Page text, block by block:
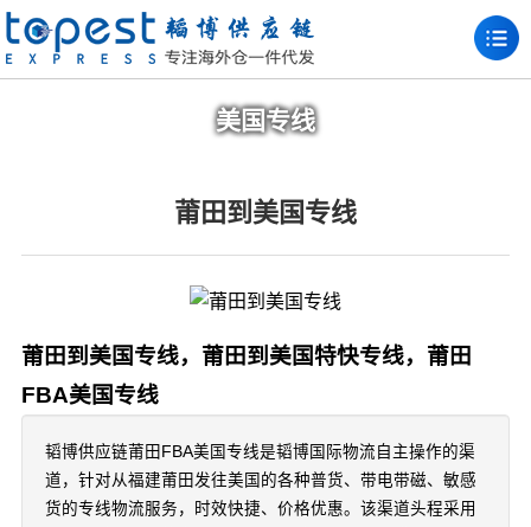
美国专线
莆田到美国专线
莆田到美国专线，莆田到美国特快专线，莆田
FBA美国专线
韬博供应链莆田FBA美国专线是韬博国际物流自主操作的渠
道，针对从福建莆田发往美国的各种普货、带电带磁、敏感
货的专线物流服务，时效快捷、价格优惠。该渠道头程采用